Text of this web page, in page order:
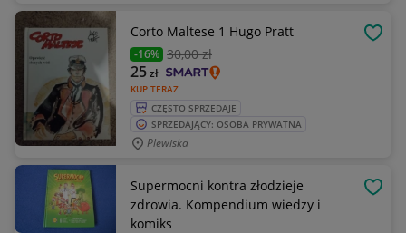
Corto Maltese 1 Hugo Pratt
-16% 30,00 zł
KUP TERAZ
25zł
CZĘSTO SPRZEDAJE
SPRZEDAJĄCY: OSOBA PRYWATNA
Plewiska
Supermocni kontra złodzieje
zdrowia. Kompendium wiedzy i
komiks